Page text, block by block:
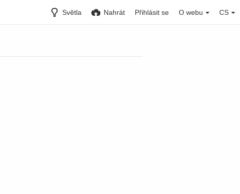
Světla Nahrát Přihlásit se O webu CS